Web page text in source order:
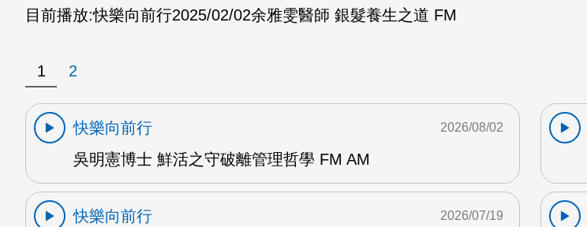
目前播放:快樂向前行2025/02/02余雅雯醫師 銀髮養生之道 FM
1 2
快樂向前行
吳明憲博士 鮮活之守破離管理哲學 FM AM
2026/08/02
快樂向前行
2026/07/19